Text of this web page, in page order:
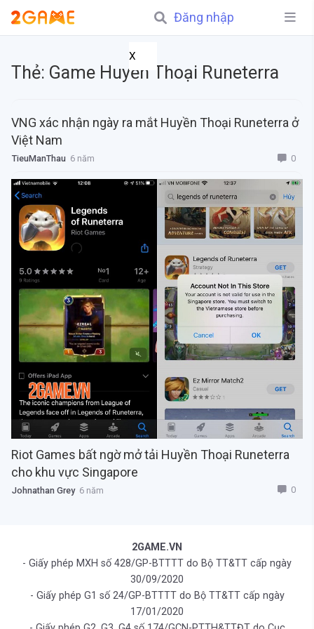
Đăng nhập
X
Thẻ: Game Huyền Thoại Runeterra
VNG xác nhận ngày ra mắt Huyền Thoại Runeterra ở
Việt Nam
TieuManThau 6 năm 0
Riot Games bất ngờ mở tải Huyền Thoại Runeterra
cho khu vực Singapore
Johnathan Grey6 năm 0
2GAME.VN
- Giấy phép MXH số 428/GP-BTTTT do Bộ TT&TT cấp ngày
30/09/2020
- Giấy phép G1 số 24/GP-BTTTT do Bộ TT&TT cấp ngày
17/01/2020